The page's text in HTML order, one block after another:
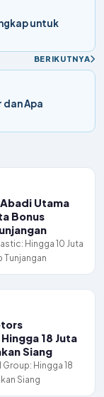
untuk
BERIKUTNYA
dan Apa
Abadi Utama
Bonus
Hingga 10 Juta
Tunjangan
18 Juta
Siang
Hingga 18
Siang